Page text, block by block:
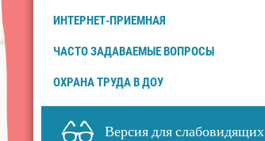
ИНТЕРНЕТ-ПРИЕМНАЯ
ЧАСТО ЗАДАВАЕМЫЕ ВОПРОСЫ
ОХРАНА ТРУДА В ДОУ
Версия для слабовидящих